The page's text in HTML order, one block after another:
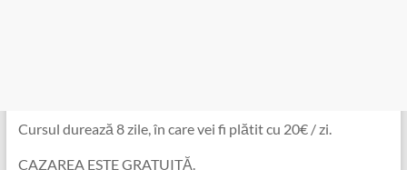
Cursul durează 8 zile, în care vei fi plătit cu 20€ / zi.
CAZAREA ESTE GRATUITĂ.